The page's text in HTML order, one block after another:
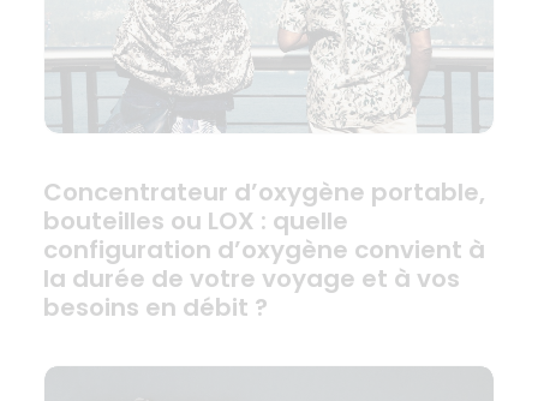
Concentrateur d’oxygène portable,
bouteilles ou LOX : quelle
configuration d’oxygène convient à
la durée de votre voyage et à vos
besoins en débit ?